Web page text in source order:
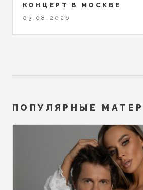
КОНЦЕРТ В МОСКВЕ
03.08.2026
ПОПУЛЯРНЫЕ